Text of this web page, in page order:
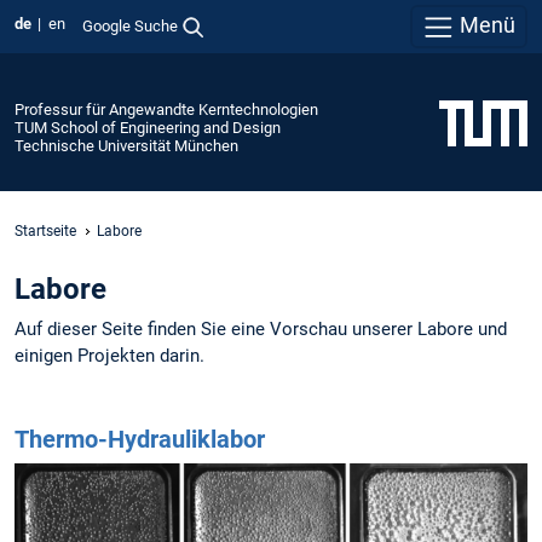
de en Google Suche Menü
Professur für Angewandte Kerntechnologien
TUM School of Engineering and Design
Technische Universität München
Startseite Labore
Labore
Auf dieser Seite finden Sie eine Vorschau unserer Labore und
einigen Projekten darin.
Thermo-Hydrauliklabor